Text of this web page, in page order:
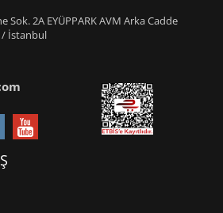
2A EYÜPPARK AVM Arka Cadde
/ İstanbul